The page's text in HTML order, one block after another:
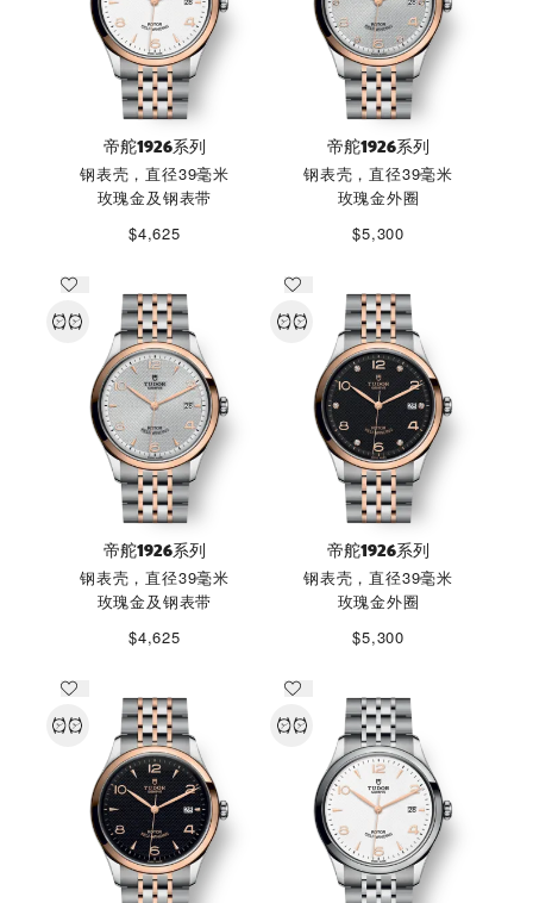
帝舵1926系列
钢表壳，直径39毫米
玫瑰金及钢表带
$4,625
帝舵1926系列
钢表壳，直径39毫米
玫瑰金外圈
$5,300
帝舵1926系列
钢表壳，直径39毫米
玫瑰金及钢表带
$4,625
帝舵1926系列
钢表壳，直径39毫米
玫瑰金外圈
$5,300